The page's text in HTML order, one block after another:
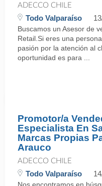
ADECCO CHILE
Todo Valparaíso
Buscamos un Asesor de
Retail.Si eres una
pasión por la atención al
oportunidad es para ...
Promotor/a
Especialista En
Marcas Propias
Arauco
ADECCO CHILE
Todo Valparaíso